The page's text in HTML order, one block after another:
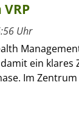
Uhr
ein
Im